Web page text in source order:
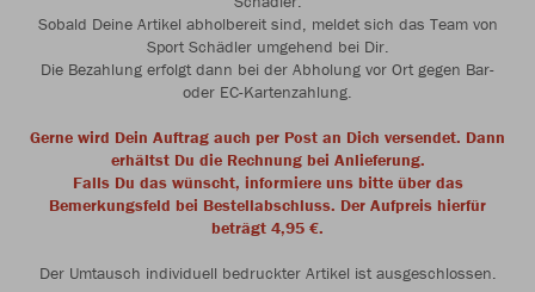
Sobald Deine Artikel abholbereit sind, meldet sich das Team von
Sport Schädler umgehend bei Dir.
Die Bezahlung erfolgt dann bei der Abholung vor Ort gegen Bar-
oder EC-Kartenzahlung.
Gerne wird Dein Auftrag auch per Post an Dich versendet. Dann
erhältst Du die Rechnung bei Anlieferung.
Falls Du das wünscht, informiere uns bitte über das
Bemerkungsfeld bei Bestellabschluss. Der Aufpreis hierfür
beträgt 4,95 €.
Der Umtausch individuell bedruckter Artikel ist ausgeschlossen.